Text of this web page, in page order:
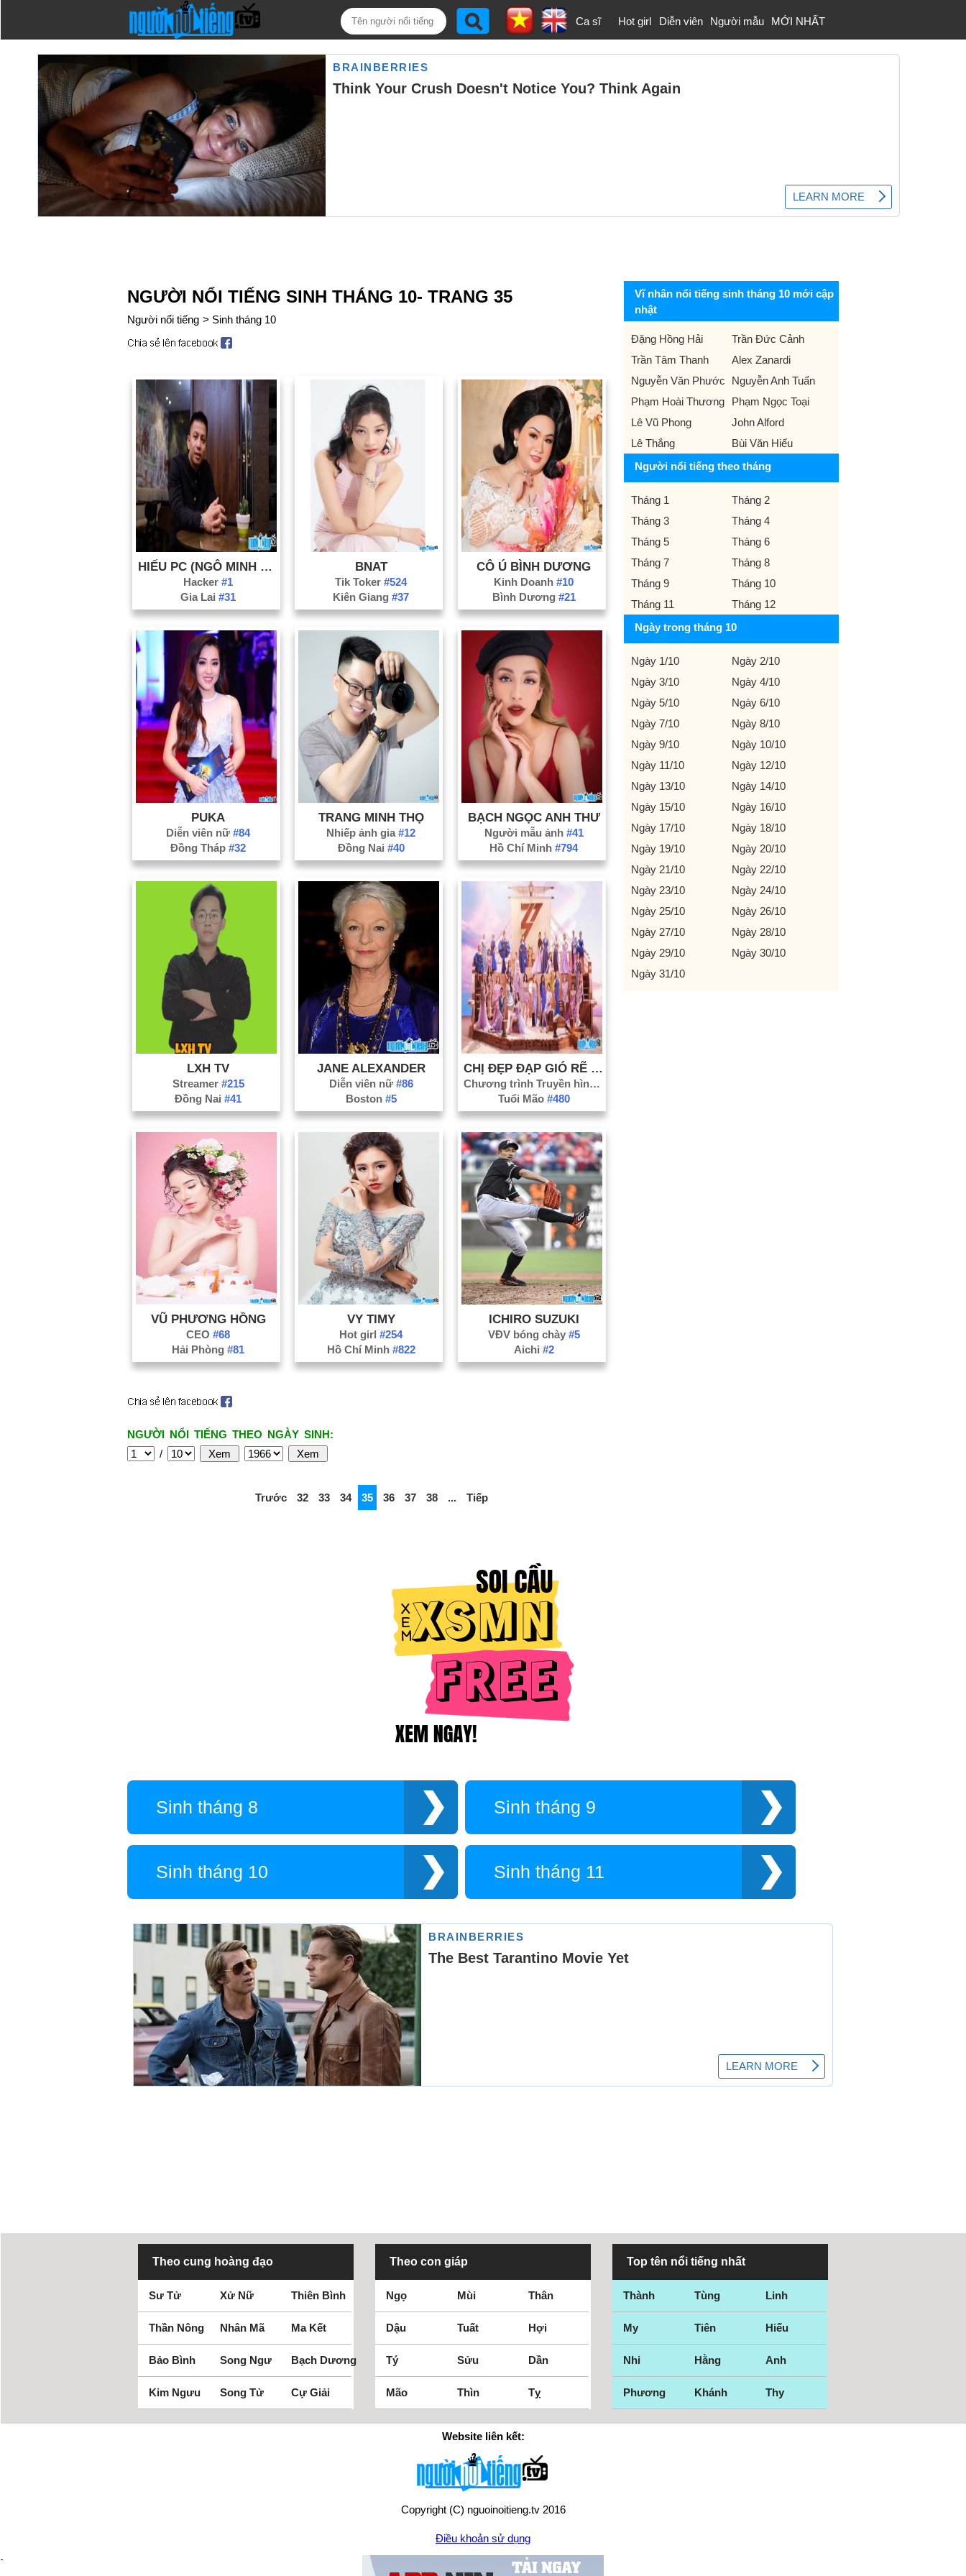
Ca sĩ Hot girl Diễn viên Người mẫu MỚI NHẤT
NGƯỜI NỔI TIẾNG SINH THÁNG 10- TRANG 35
Người nổi tiếng > Sinh tháng 10
Hacker#1
Gia Lai#31
BNAT
Tik Toker#524
Kiên Giang#37
CÔ Ú BÌNH DƯƠNG
Kinh Doanh#10
Bình Dương #21
PUKA
Diễn viên nữ#84
Đồng Tháp#32
TRANG MINH THỌ
Nhiếp ảnh gia#12
Đồng Nai #40
BẠCH NGỌC ANH THƯ
Người mẫu ảnh #41
Hồ Chí Minh#794
LXH TV
Streamer #215
Đồng Nai#41
JANE ALEXANDER
Diễn viên nữ #86
Boston #5
Chương trình Truyền hình#102
Tuổi Mão #480
VŨ PHƯƠNG HỒNG
CEO#68
Hải Phòng#81
VY TIMY
Hot girl#254
Hồ Chí Minh #822
ICHIRO SUZUKI
VĐV bóng chày #5
Aichi #2
NGƯỜI NỔI TIẾNG THEO NGÀY SINH:
/
Trước 32 33 34 35 36 37 38 ... Tiếp
Vĩ nhân nổi tiếng sinh tháng 10 mới cập
nhật
Đặng Hồng Hải
Trần Đức Cảnh
Trần Tâm Thanh
Alex Zanardi
Nguyễn Văn Phước
Nguyễn Anh Tuấn
Phạm Hoài Thương
Phạm Ngọc Toại
Lê Vũ Phong
John Alford
Lê Thắng
Bùi Văn Hiếu
Người nổi tiếng theo tháng
Tháng 1
Tháng 2
Tháng 3
Tháng 4
Tháng 5
Tháng 6
Tháng 7
Tháng 8
Tháng 9
Tháng 10
Tháng 11
Tháng 12
Ngày trong tháng 10
Ngày 1/10
Ngày 2/10
Ngày 3/10
Ngày 4/10
Ngày 5/10
Ngày 6/10
Ngày 7/10
Ngày 8/10
Ngày 9/10
Ngày 10/10
Ngày 11/10
Ngày 12/10
Ngày 13/10
Ngày 14/10
Ngày 15/10
Ngày 16/10
Ngày 17/10
Ngày 18/10
Ngày 19/10
Ngày 20/10
Ngày 21/10
Ngày 22/10
Ngày 23/10
Ngày 24/10
Ngày 25/10
Ngày 26/10
Ngày 27/10
Ngày 28/10
Ngày 29/10
Ngày 30/10
Ngày 31/10
Sinh tháng 8 Sinh tháng 9
Sinh tháng 10 Sinh tháng 11
Theo cung hoàng đạo
Sư Tử Xử Nữ Thiên Bình
Thần Nông Nhân Mã Ma Kết
Bảo Bình Song Ngư Bạch Dương
Kim Ngưu Song Tử Cự Giải
Theo con giáp
Ngọ Mùi Thân
Dậu Tuất Hợi
Tý Sửu Dần
Mão Thìn Tỵ
Top tên nổi tiếng nhất
Thành Tùng Linh
My Tiên Hiếu
Nhi Hằng Anh
Phương Khánh Thy
Website liên kết:
Copyright (C) nguoinoitieng.tv 2016
Điều khoản sử dụng